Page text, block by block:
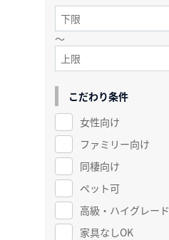
～
こだわり条件
女性向け
ファミリー向け
同棲向け
ペット可
高級・ハイグレード
家具なしOK